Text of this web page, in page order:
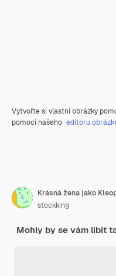
Vytvořte si vlastní obrázky
pomocí našeho editoru
stockking
Mohly by se vám líbit